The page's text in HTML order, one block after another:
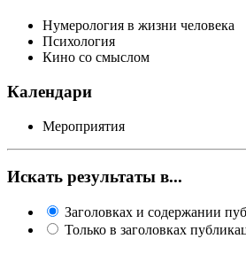
Нумерология в жизни человека
Психология
Кино со смыслом
Календари
Мероприятия
Искать результаты в...
Заголовках и содержании
Только в заголовках